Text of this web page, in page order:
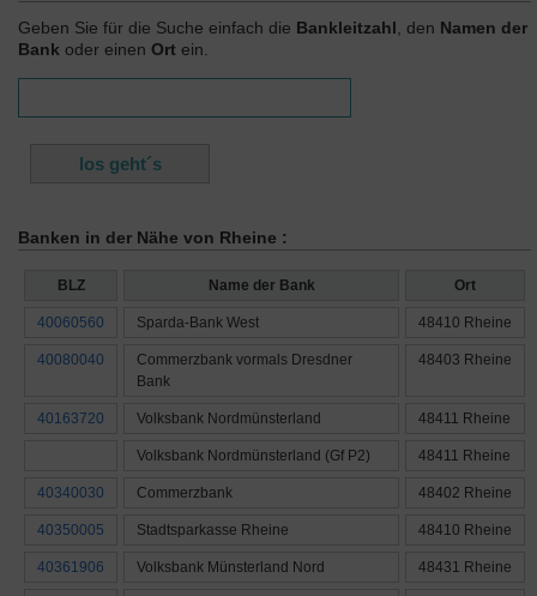
Geben Sie für die Suche einfach die Bankleitzahl , den Namen der
Bank oder einen Ort ein.
Banken in der Nähe von Rheine :
BLZ Name der Bank Ort
40060560 Sparda-Bank West 48410 Rheine
40080040
Commerzbank vormals Dresdner
Bank
48403 Rheine
40163720 Volksbank Nordmünsterland 48411 Rheine
Volksbank Nordmünsterland (Gf P2) 48411 Rheine
40340030 Commerzbank 48402 Rheine
40350005 Stadtsparkasse Rheine 48410 Rheine
40361906 Volksbank Münsterland Nord 48431 Rheine